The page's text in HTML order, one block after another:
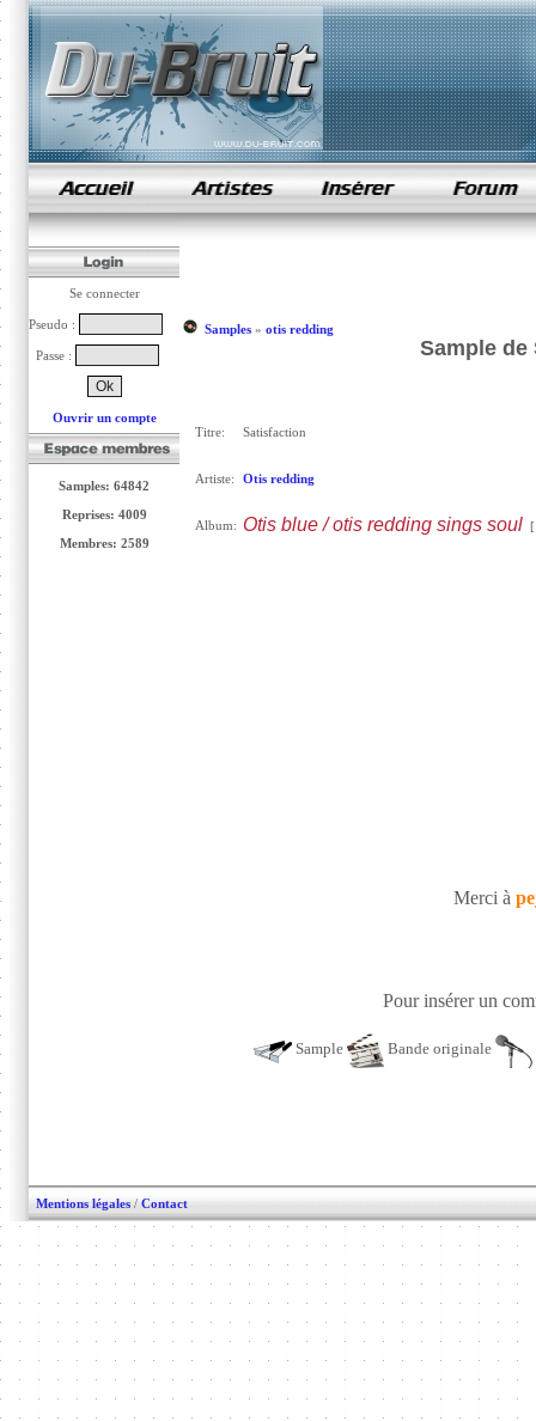
samples de rap
Se connecter
Pseudo :
Passe :
Ouvrir un compte
Samples: 64842
Reprises: 4009
Membres: 2589
Samples» otis redding
Sample
Titre: Satisfaction
Artiste: Otis redding
Album: Otis blue / otis redding sings soul
Merci à
Pour insérer un
Sample Bande originale
Mentions légales / Contact